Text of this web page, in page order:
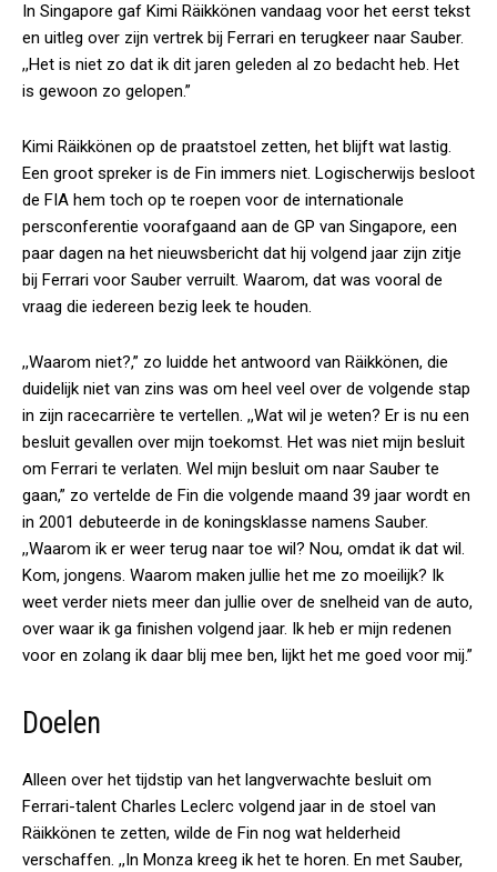
In Singapore gaf Kimi Räikkönen vandaag voor het eerst tekst
en uitleg over zijn vertrek bij Ferrari en terugkeer naar Sauber.
,,Het is niet zo dat ik dit jaren geleden al zo bedacht heb. Het
is gewoon zo gelopen.”
Kimi Räikkönen op de praatstoel zetten, het blijft wat lastig.
Een groot spreker is de Fin immers niet. Logischerwijs besloot
de FIA hem toch op te roepen voor de internationale
persconferentie voorafgaand aan de GP van Singapore, een
paar dagen na het nieuwsbericht dat hij volgend jaar zijn zitje
bij Ferrari voor Sauber verruilt. Waarom, dat was vooral de
vraag die iedereen bezig leek te houden.
,,Waarom niet?,” zo luidde het antwoord van Räikkönen, die
duidelijk niet van zins was om heel veel over de volgende stap
in zijn racecarrière te vertellen. ,,Wat wil je weten? Er is nu een
besluit gevallen over mijn toekomst. Het was niet mijn besluit
om Ferrari te verlaten. Wel mijn besluit om naar Sauber te
gaan,” zo vertelde de Fin die volgende maand 39 jaar wordt en
in 2001 debuteerde in de koningsklasse namens Sauber.
,,Waarom ik er weer terug naar toe wil? Nou, omdat ik dat wil.
Kom, jongens. Waarom maken jullie het me zo moeilijk? Ik
weet verder niets meer dan jullie over de snelheid van de auto,
over waar ik ga finishen volgend jaar. Ik heb er mijn redenen
voor en zolang ik daar blij mee ben, lijkt het me goed voor mij.”
Doelen
Alleen over het tijdstip van het langverwachte besluit om
Ferrari-talent Charles Leclerc volgend jaar in de stoel van
Räikkönen te zetten, wilde de Fin nog wat helderheid
verschaffen. ,,In Monza kreeg ik het te horen. En met Sauber,